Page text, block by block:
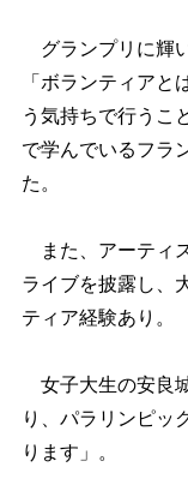
グランプリに輝
「ボランティアと
う気持ちで行うこ
で学んでいるフラ
た。
また、アーティ
ライブを披露し、
ティア経験あり。
女子大生の安良
り、パラリンピッ
ります」。